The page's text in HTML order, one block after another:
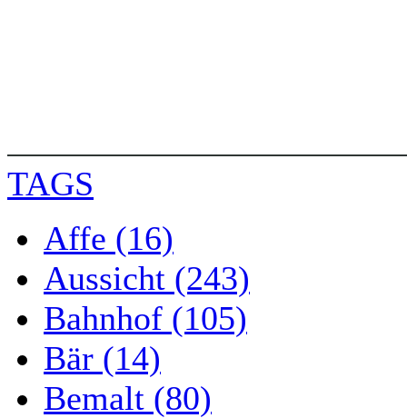
TAGS
Affe (16)
Aussicht (243)
Bahnhof (105)
Bär (14)
Bemalt (80)